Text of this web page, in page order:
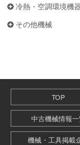
冷熱・空調環境機
その他機械
TOP
中古機械情報
機械・工具掲載